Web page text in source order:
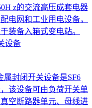
z的交流高压成套电器
电网和工业用电设备，
装备入箱式变电站。
设备
属封闭开关设备是SF6
该设备可由负荷开关单
空断路器单元、母线进